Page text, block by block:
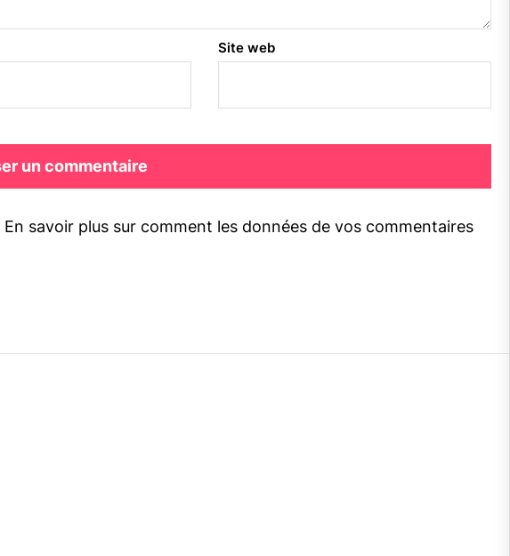
Site web
En savoir plus sur comment les données de vos commentaires